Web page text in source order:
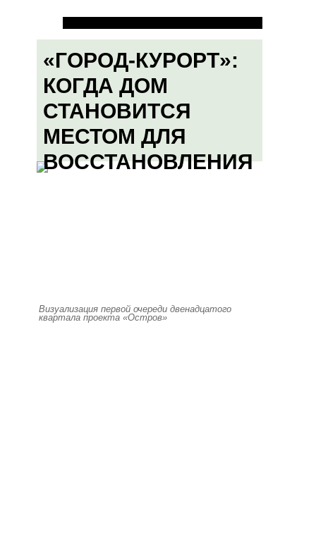
«ГОРОД-КУРОРТ»:
КОГДА ДОМ
СТАНОВИТСЯ
МЕСТОМ ДЛЯ
ВОССТАНОВЛЕНИЯ
Визуализация первой очереди двенадцатого
квартала проекта «Остров»